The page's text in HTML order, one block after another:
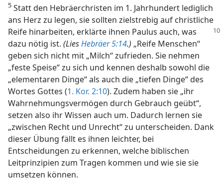
5 Statt den Hebräerchristen im 1. Jahrhundert lediglich
ans Herz zu legen, sie sollten zielstrebig auf christliche
Reife hinarbeiten, erklärte ihnen Paulus auch, was
dazu nötig ist. (LiesHebräer 5:14.) „Reife Menschen“
geben sich nicht mit „Milch“ zufrieden. Sie nehmen
„feste Speise“ zu sich und kennen deshalb sowohl die
„elementaren Dinge“ als auch die „tiefen Dinge“ des
Wortes Gottes (1. Kor. 2:10). Zudem haben sie „ihr
Wahrnehmungsvermögen durch Gebrauch geübt“,
setzen also ihr Wissen auch um. Dadurch lernen sie
„zwischen Recht und Unrecht“ zu unterscheiden. Dank
dieser Übung fällt es ihnen leichter, bei
Entscheidungen zu erkennen, welche biblischen
Leitprinzipien zum Tragen kommen und wie sie sie
umsetzen können.